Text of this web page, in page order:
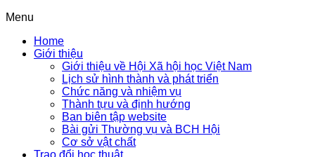
Menu
Home
Giới thiệu
Giới thiệu về Hội Xã hội học Việt Nam
Lịch sử hình thành và phát triển
Chức năng và nhiệm vụ
Thành tựu và định hướng
Ban biên tập website
Bài gửi Thường vụ và BCH Hội
Cơ sở vật chất
Trao đổi học thuật